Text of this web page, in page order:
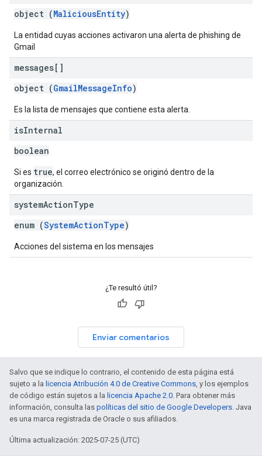
object (MaliciousEntity)
La entidad cuyas acciones activaron una alerta de phishing de
Gmail
messages[]
object (GmailMessageInfo)
Es la lista de mensajes que contiene esta alerta.
isInternal
boolean
Si es true, el correo electrónico se originó dentro de la
organización.
systemActionType
enum (SystemActionType)
Acciones del sistema en los mensajes
¿Te resultó útil?
Enviar comentarios
Salvo que se indique lo contrario, el contenido de esta página está
sujeto a la licencia Atribución 4.0 de Creative Commons, y los ejemplos
de código están sujetos a la licencia Apache 2.0. Para obtener más
información, consulta las políticas del sitio de Google Developers. Java
es una marca registrada de Oracle o sus afiliados.
Última actualización: 2025-07-25 (UTC)